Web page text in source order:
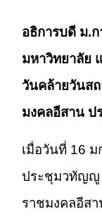
อธิการบดี ม.
มหาวิทยาลัย
วันคล้ายวันส
มงคลอีสาน ป
เมื่อวันที่ 16
ประชุมวทัญญู
ราชมงคลอีส